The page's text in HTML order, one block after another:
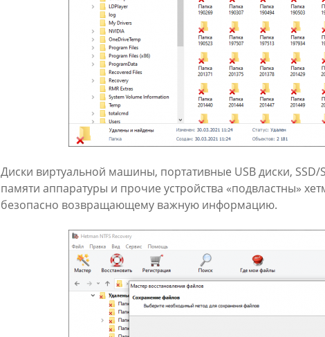
Диски виртуальной машины, портативные USB диски,
памяти аппаратуры и прочие устройства «подвластны»
безопасно возвращающему важную информацию.